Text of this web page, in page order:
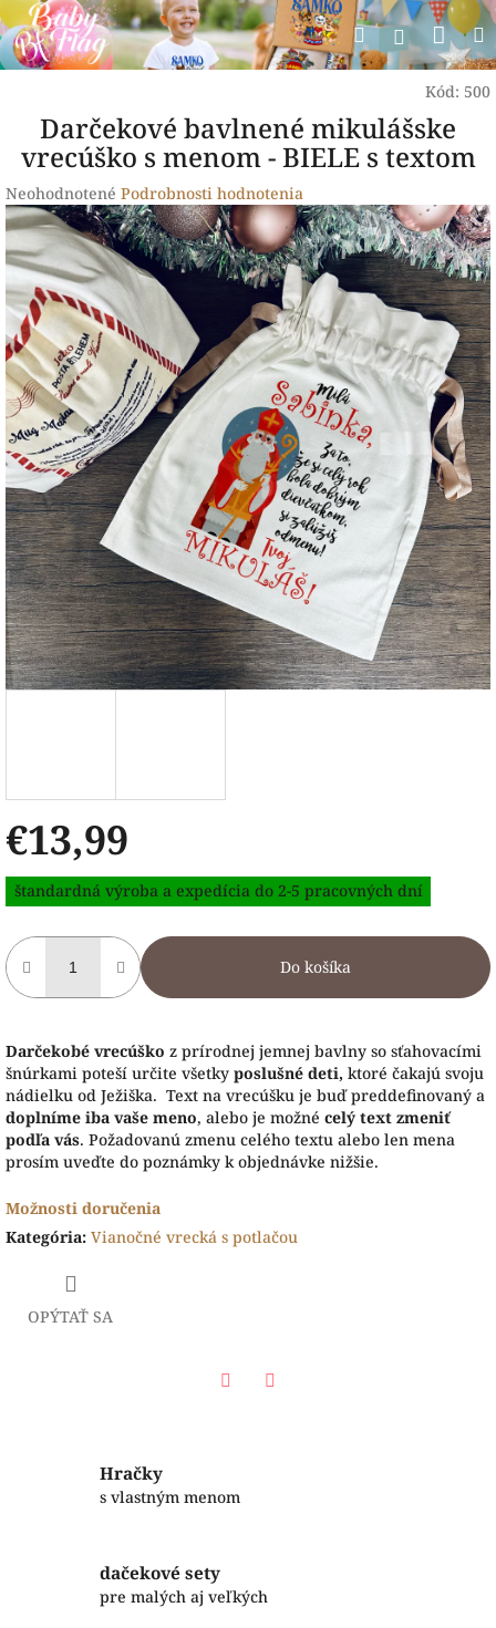
Prejsť
na
obsah
Hľadať
Kód: 500
Darčekové bavlnené mikulášske
vrecúško s menom - BIELE s textom
Priemerné
hodnotenie
produktu
je
0,0
z
hviezdičiek.
Neohodnotené Podrobnosti hodnotenia
€13,99
Jednotková
cena:
štandardná výroba a expedícia do 2-5 pracovných dní
Do košíka
Darčekobé vrecúško z prírodnej jemnej bavlny so sťahovacími
šnúrkami poteší určite všetky poslušné deti, ktoré čakajú svoju
nádielku od Ježiška. Text na vrecúšku je buď preddefinovaný a
doplníme iba vaše meno, alebo je možné celý text zmeniť
podľa vás. Požadovanú zmenu celého textu alebo len mena
prosím uveďte do poznámky k objednávke nižšie.
Možnosti doručenia
Kategória: Vianočné vrecká s potlačou
OPÝTAŤ SA
Hračky
s vlastným menom
dačekové sety
pre malých aj veľkých